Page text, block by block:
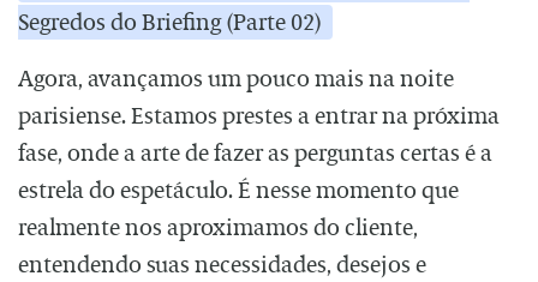
Segredos do Briefing (Parte 02)
Agora, avançamos um pouco mais na noite
parisiense. Estamos prestes a entrar na próxima
fase, onde a arte de fazer as perguntas certas é a
estrela do espetáculo. É nesse momento que
realmente nos aproximamos do cliente,
entendendo suas necessidades, desejos e